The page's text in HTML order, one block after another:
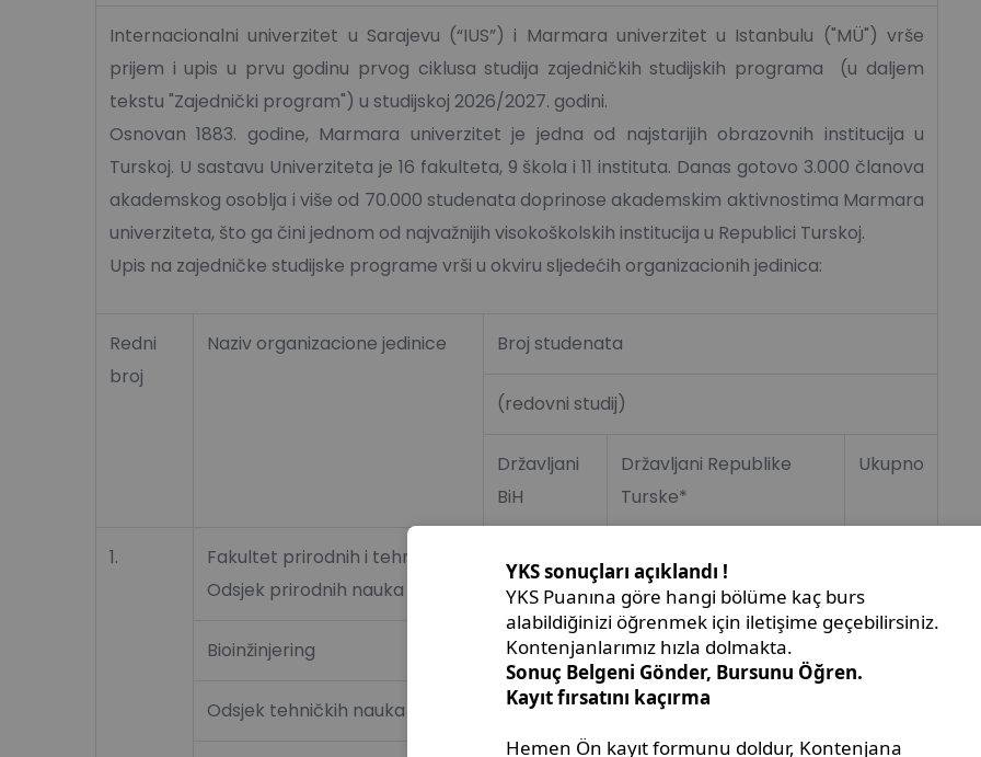
Internacionalni univerzitet u Sarajevu (“IUS”) i Marmara univerzitet u Istanbulu ("MÜ") vrše
prijem i upis u prvu godinu prvog ciklusa studija zajedničkih studijskih programa (u daljem
tekstu "Zajednički program") u studijskoj 2026/2027. godini.
Osnovan 1883. godine, Marmara univerzitet je jedna od najstarijih obrazovnih institucija u
Turskoj. U sastavu Univerziteta je 16 fakulteta, 9 škola i 11 instituta. Danas gotovo 3.000 članova
akademskog osoblja i više od 70.000 studenata doprinose akademskim aktivnostima Marmara
univerziteta, što ga čini jednom od najvažnijih visokoškolskih institucija u Republici Turskoj.
Upis na zajedničke studijske programe vrši u okviru sljedećih organizacionih jedinica:
Redni
broj
Naziv organizacione jedinice Broj studenata
(redovni studij)
Državljani
BiH
Državljani Republike
Turske*
Ukupno
1.
Fakultet prirodnih i tehničkih nauka
Odsjek prirodnih nauka
Bioinžinjering 20 15
Odsjek tehničkih nauka